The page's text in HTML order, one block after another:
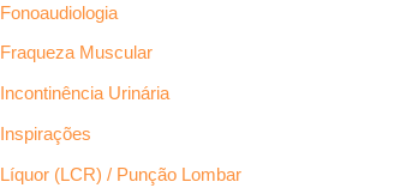
Fonoaudiologia
Fraqueza Muscular
Incontinência Urinária
Inspirações
Líquor (LCR) / Punção Lombar